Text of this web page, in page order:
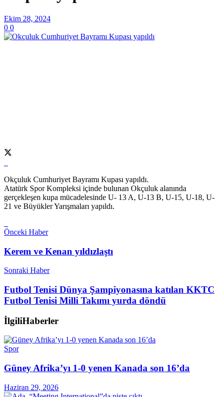
Ekim 28, 2024
0 0
Okçuluk Cumhuriyet Bayramı Kupası yapıldı.
Atatürk Spor Kompleksi içinde bulunan Okçuluk alanında
gerçekleşen kupa mücadelesinde U- 13 A, U-13 B, U-15, U-18, U-
21 ve Büyükler Yarışmaları yapıldı.
Önceki Haber
Kerem ve Kenan yıldızlaştı
Sonraki Haber
Futbol Tenisi Dünya Şampiyonasına katılan KKTC
Futbol Tenisi Milli Takımı yurda döndü
İlgiliHaberler
Spor
Güney Afrika’yı 1-0 yenen Kanada son 16’da
Haziran 29, 2026